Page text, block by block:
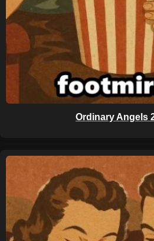
Ordinary Angels